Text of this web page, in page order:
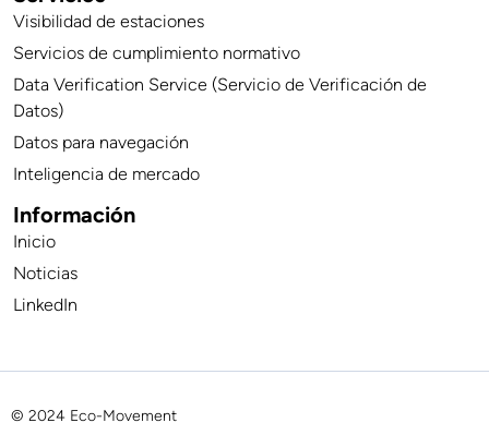
Visibilidad de estaciones
Servicios de cumplimiento normativo
Data Verification Service (Servicio de Verificación de
Datos)
Datos para navegación
Inteligencia de mercado
Información
Inicio
Noticias
LinkedIn
© 2024 Eco-Movement